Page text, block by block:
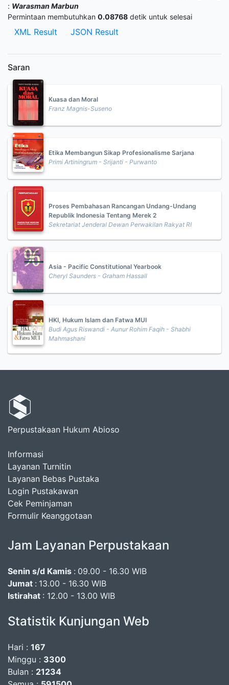
: Warasman Marbun
Permintaan membutuhkan 0.08768 detik untuk selesai
XML Result JSON Result
Saran
Kuasa dan Moral
Franz Magnis-Suseno
Etika Membangun Sikap Profesionalisme Sarjana
Primi Artiningrum - Srijanti - Purwanto
Proses Pembahasan Rancangan Undang-Undang
Republik Indonesia Tentang Merek 2
Sekretariat Jenderal Dewan Perwakilan Rakyat RI
Asia - Pacific Constitutional Yearbook
Cheryl Saunders - Graham Hassall
HKI, Hukum Islam dan Fatwa MUI
Budi Agus Riswandi - Aunur Rohim Faqih - Shabhi
Mahmashani
Perpustakaan Hukum Abioso
Informasi
Layanan Turnitin
Layanan Bebas Pustaka
Login Pustakawan
Cek Peminjaman
Formulir Keanggotaan
Jam Layanan Perpustakaan
Senin s/d Kamis : 09.00 - 16.30 WIB
Jumat : 13.00 - 16.30 WIB
Istirahat : 12.00 - 13.00 WIB
Statistik Kunjungan Web
Hari : 167
Minggu : 3300
Bulan : 21234